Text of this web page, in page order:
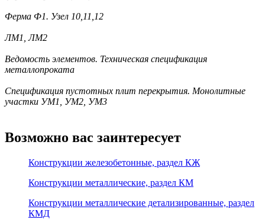
Ферма Ф1. Узел 10,11,12
ЛМ1, ЛМ2
Ведомость элементов. Техническая спецификация
металлопроката
Спецификация пустотных плит перекрытия. Монолитные
участки УМ1, УМ2, УМ3
Возможно вас заинтересует
Конструкции железобетонные, раздел КЖ
Конструкции металлические, раздел КМ
Конструкции металлические детализированные, раздел
КМД